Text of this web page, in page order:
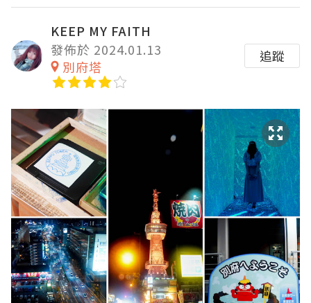
KEEP MY FAITH
發佈於 2024.01.13
別府塔
追蹤